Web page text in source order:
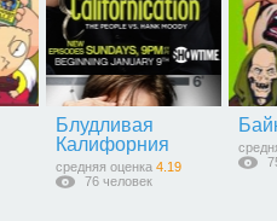
Блудливая
Калифорния
средняя оценка 4.19
76 человек